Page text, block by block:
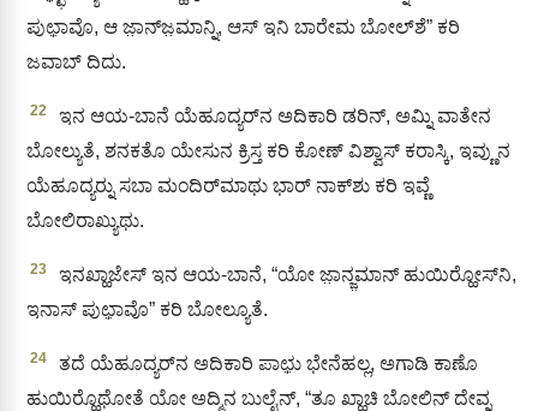
ಪುಛಾ಼ವೊ, ಆ ಜಾ಼ನ್‌ಜ಼ಮಾನ್ನಿ, ಆಸ್ ಇನಿ ಬಾರೇಮ ಬೋಲ್‌ಶೆ” ಕರಿ
ಜವಾಬ್‌ ದಿದು.
22
ಇನ ಆಯ-ಬಾನೆ ಯೆಹೂದ್ಯರ್‌ನ ಅದಿಕಾರಿ ಡರಿನ್, ಅಮ್ನಿ ವಾತೇನ
ಬೋಲ್ಯುತೆ, ಶನಕತೊ ಯೇಸುನ ಕ್ರಿಸ್ತ ಕರಿ ಕೋಣ್ ವಿಶ್ವಾಸ್ ಕರಾಸ್ಕಿ, ಇವ್ಣುನ
ಯೆಹೂದ್ಯರ‍್ನು ಸಬಾ ಮಂದಿರ್‌ಮಾಥು ಭಾರ್‌ ನಾಕ್‌ಶು ಕರಿ ಇವ್ಣೆ
ಬೋಲಿರಾಖ್ಯುಥು.
23
ಇನಖ್ಹಾಜೇಸ್ ಇನ ಆಯ-ಬಾನೆ, “ಯೋ ಜಾ಼ನ್ಜ಼ಮಾನ್ ಹುಯಿರ‍್ಹೋಸ್‌ನಿ,
ಇನಾಸ್ ಪುಛಾ಼ವೊ” ಕರಿ ಬೋಲ್ಯೂತೆ.
24
ತದೆ ಯೆಹೂದ್ಯರ್‌ನ ಅದಿಕಾರಿ ಪಾಛು಼ ಭೇನೆಹಲ್ಲ, ಅಗಾಡಿ ಕಾಣೊ
ಹುಯಿರ‍್ಹೊಥೋತೆ ಯೋ ಅದ್ಮಿನ ಬುಲೈನ್, “ತೂ ಖ್ಹಾಚಿ ಬೋಲಿನ್ ದೇವ್ನ